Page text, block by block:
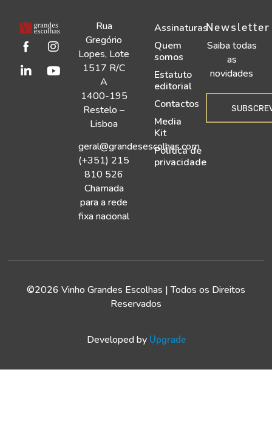
Rua
Gregório
Lopes, Lote
1517 R/C
A
1400-195
Restelo –
Lisboa
geral@grandesescolhas.com
(+351) 215
810 526
Chamada
para a rede
fixa nacional
Assinaturas
Quem
somos
Estatuto
editorial
Contactos
Media
Kit
Política de
privacidade
Newsletter
Saiba todas
as
novidades
©2026 Vinho Grandes Escolhas | Todos os Direitos
Reservados
Developed by Upgrade